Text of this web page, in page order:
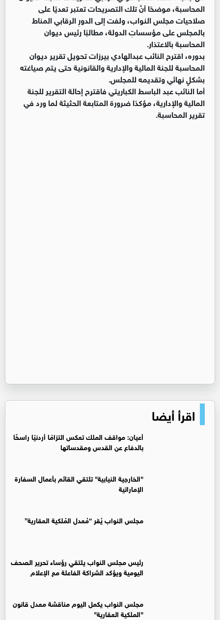
المحاسبة، موضحًا أنَّ تلك التصريحات تعتبر تعديًا على
صلاحيات مجلس النواب، ولفت إلى الدورِ الرقابي المناط
بالمجلس على مؤسساتِ الدولة، مطالبًا رئيس ديوان
المحاسبة بالاعتذار.
بدوره، اقترح النائب عبدالهادي بيرزات تحويل تقرير ديوان
المحاسبة للجنة المالية والإدارية والقانونية حتى يتم صياغته
بشكلٍ نهائي وتقديمه للمجلس.
أما النائب عبد الباسط الكباريتي فاقترح إحالة التقرير للجنة
المالية والإدارية، مؤكدًا ضرورة المتابعة الحثيثة لما ورد في
تقرير المحاسبة.
اقرأ أيضا
أعيان: مواقف الملك تعكس التزامًا أردنيًا راسخًا
بالدفاع عن القدس ومقدساتها
"الخارجية النيابية" تلتقي القائم بأعمال السفارة
الإماراتية
مجلس النواب يُقر “مُعدل المُلكية العقارية”
رئيس مجلس النواب يلتقي رؤساء تحرير الصحف
اليومية ويؤكد الشراكة الفاعلة مع الإعلام
مجلس النواب يكمل اليوم مناقشة معدل قانون
"الملكية العقارية"